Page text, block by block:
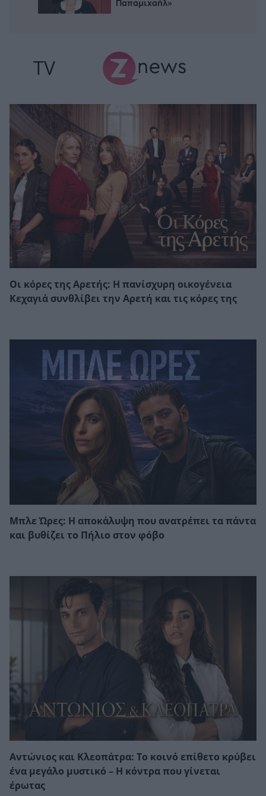
Παπαμιχαήλ»
TV
Οι κόρες της Αρετής: Η πανίσχυρη οικογένεια
Κεχαγιά συνθλίβει την Αρετή και τις κόρες της
Μπλε Ώρες: Η αποκάλυψη που ανατρέπει τα πάντα
και βυθίζει το Πήλιο στον φόβο
Αντώνιος και Κλεοπάτρα: Το κοινό επίθετο κρύβει
ένα μεγάλο μυστικό – Η κόντρα που γίνεται
έρωτας